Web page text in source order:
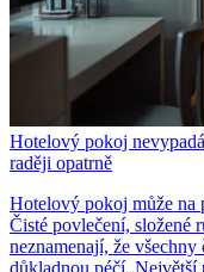
Hotelový pokoj
raději opatrně
Hotelový pokoj může na
Čisté povlečení, složené
neznamenají, že
důkladnou péčí. Největší